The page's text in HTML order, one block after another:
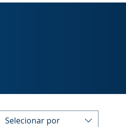
Selecionar por